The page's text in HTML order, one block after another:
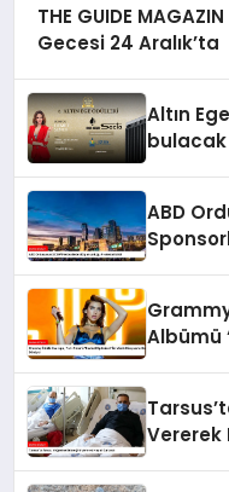
THE GUIDE
Gecesi 24 Aralık’ta
Altın
bulacak
ABD
Albümü
Vererek